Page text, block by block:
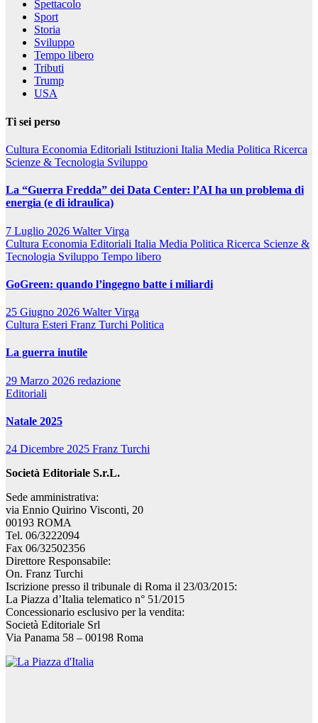
Spettacolo
Sport
Storia
Sviluppo
Tempo libero
Tributi
Trump
USA
Ti sei perso
Cultura Economia Editoriali Istituzioni Italia Media Politica Ricerca
Scienze & Tecnologia Sviluppo
La “Guerra Fredda” dei Data Center: l’AI ha un problema di
energia (e di idraulica)
7 Luglio 2026 Walter Virga
Cultura Economia Editoriali Italia Media Politica Ricerca Scienze &
Tecnologia Sviluppo Tempo libero
GoGreen: quando l’ingegno batte i miliardi
25 Giugno 2026 Walter Virga
Cultura Esteri Franz Turchi Politica
La guerra inutile
29 Marzo 2026 redazione
Editoriali
Natale 2025
24 Dicembre 2025 Franz Turchi
Società Editoriale S.r.L.
Sede amministrativa:
via Ennio Quirino Visconti, 20
00193 ROMA
Tel. 06/3222094
Fax 06/32502356
Direttore Responsabile:
On. Franz Turchi
Iscrizione presso il tribunale di Roma il 23/03/2015:
La Piazza d’Italia telematico n° 51/2015
Concessionario esclusivo per la vendita:
Società Editoriale Srl
Via Panama 58 – 00198 Roma